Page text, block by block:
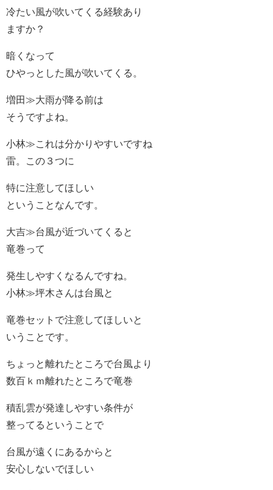
冷たい風が吹いてくる経験あり
ますか？
暗くなって
ひやっとした風が吹いてくる。
増田≫大雨が降る前は
そうですよね。
小林≫これは分かりやすいですね
雷。この３つに
特に注意してほしい
ということなんです。
大吉≫台風が近づいてくると
竜巻って
発生しやすくなるんですね。
小林≫坪木さんは台風と
竜巻セットで注意してほしいと
いうことです。
ちょっと離れたところで台風より
数百ｋｍ離れたところで竜巻
積乱雲が発達しやすい条件が
整ってるということで
台風が遠くにあるからと
安心しないでほしい